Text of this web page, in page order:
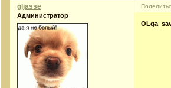
gljasse
Администратор